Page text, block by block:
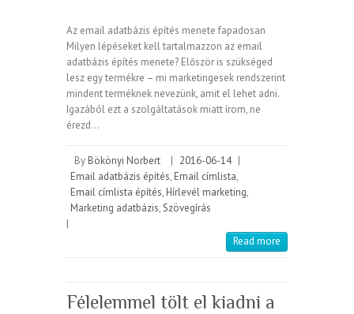
Az email adatbázis építés menete fapadosan
Milyen lépéseket kell tartalmazzon az email
adatbázis építés menete? Először is szükséged
lesz egy termékre – mi marketingesek rendszerint
mindent terméknek nevezünk, amit el lehet adni.
Igazából ezt a szolgáltatások miatt írom, ne
érezd…
By Bökönyi Norbert | 2016-06-14 |
Email adatbázis építés, Email címlista,
Email címlista építés, Hírlevél marketing,
Marketing adatbázis,Szövegírás
|
Read more
Félelemmel tölt el kiadni a